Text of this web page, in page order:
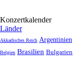
Konzertkalender
Länder
Akkadisches Reich Argentinien
Belgien Brasilien Bulgarien